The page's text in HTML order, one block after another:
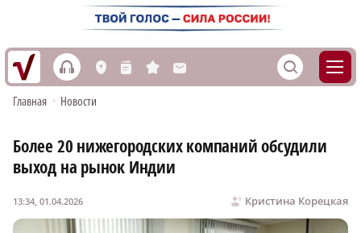
h L n s M S
Главная • Новости
Более 20 нижегородских компаний обсудили
выход на рынок Индии
Кристина Корецкая
13:34, 01.04.2026